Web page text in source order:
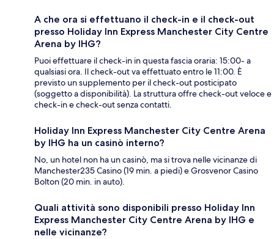
A che ora si effettuano il check-in e il check-out
presso Holiday Inn Express Manchester City Centre
Arena by IHG?
Puoi effettuare il check-in in questa fascia oraria: 15:00- a
qualsiasi ora. Il check-out va effettuato entro le 11:00. È
previsto un supplemento per il check-out posticipato
(soggetto a disponibilità). La struttura offre check-out veloce e
check-in e check-out senza contatti.
Holiday Inn Express Manchester City Centre Arena
by IHG ha un casinò interno?
No, un hotel non ha un casinò, ma si trova nelle vicinanze di
Manchester235 Casino (19 min. a piedi) e Grosvenor Casino
Bolton (20 min. in auto).
Quali attività sono disponibili presso Holiday Inn
Express Manchester City Centre Arena by IHG e
nelle vicinanze?